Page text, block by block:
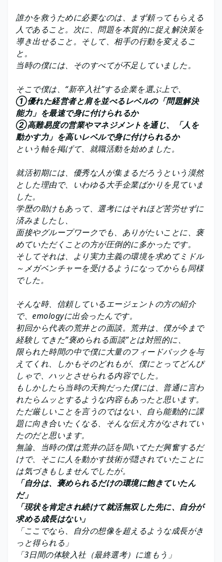
誰かを救うために必要なのは、まず頼ってもらえる
人であること。次に、問題を本質的に捉え解決策を
導き出せること。そして、相手の行動を変えるこ
と。
当時の僕には、そのすべてが不足していました。
そこで僕は、“新卒入社”する企業を選ぶ上で、
①優れた経営者と肩を並べるレベルの「問題解決
能力」を最速で身に付けられるか
②高難易度の営業やマネジメントを通じ、「人を
動かす力」を高いレベルで身に付けられるか
という軸を掲げて、就職活動を始めました。
就活初期には、優秀な人が集まるだろうという漠然
とした理由で、いわゆる大手企業ばかりを見ていま
した。
学歴の助けもあって、選考にはそれほど苦労せずに
済みましたし、
面接やグループワークでも、ありがたいことに、褒
めていただくことの方が圧倒的に多かったです。
そしてそれは、より実力主義の環境を求めてミドル
～メガベンチャーを受けるようになってからも同様
でした。
そんな時、信頼しているエージェントの方の紹介
で、emologyに出会ったんです。
初回から代表の荒井との面談。荒井は、僕が今まで
経験してきた”褒められる面談”とは対照的に、
限られた時間の中で僕に大量のフィードバックを与
えてくれ、しかもそのどれもが、僕にとってどんぴ
しゃで、ハッとさせられる内容でした。
もしかしたら当時の天狗だった僕には、普通に言わ
れたらムッとするような内容もあったと思います。
ただ厳しいことを言うのではない、自ら能動的に課
題に向き合いたくなる、そんな伝え方がなされてい
たのだと思います。
無論、当時の僕は荒井の話を聞いてただ興奮するだ
けで、そこに人を動かす技術が隠されていたことに
は気づきもしませんでしたが。
「自分は、褒められるだけの環境に飽きていたん
だ」
「現状を肯定され続けて就活無双した先に、自分が
求める成長はない」
「ここでなら、自分の想像を超えるような成長がき
っと得られる」
「3日間の体験入社（最終選考）に進もう」